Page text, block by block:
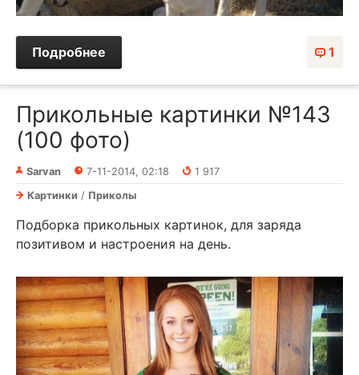
1
Подробнее
Прикольные картинки №143
(100 фото)
Sarvan 7-11-2014, 02:18
1 917
Картинки / Приколы
Подборка прикольных картинок, для заряда
позитивом и настроения на день.